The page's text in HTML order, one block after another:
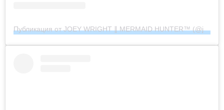
Публикация от JOEY WRIGHT ∥ MERMAID HUNTER™︎ (@joeywrightphoto)